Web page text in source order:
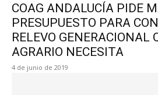
COAG ANDALUCÍA PIDE
PRESUPUESTO PARA
RELEVO GENERACIONAL
AGRARIO NECESITA
4 de junio de 2019